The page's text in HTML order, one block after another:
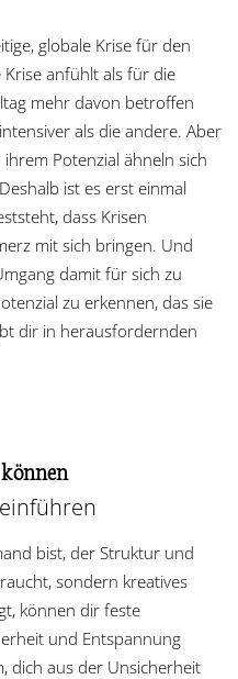
globale Krise für den
anfühlt als für die
mehr davon betroffen
als die andere. Aber
Potenzial ähneln sich
ist es erst einmal
dass Krisen
mit sich bringen. Und
damit für sich zu
zu erkennen, das sie
dir in herausfordernden
bist, der Struktur und
sondern kreatives
können dir feste
und Entspannung
dich aus der Unsicherheit